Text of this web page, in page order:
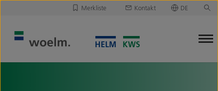
Merkliste Kontakt DE